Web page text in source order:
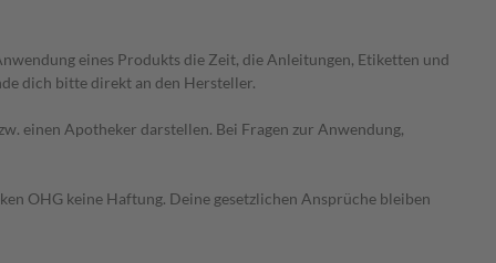
eines Produkts die Zeit, die Anleitungen, Etiketten und
dich bitte direkt an den Hersteller.
einen Apotheker darstellen. Bei Fragen zur Anwendung,
OHG keine Haftung. Deine gesetzlichen Ansprüche bleiben